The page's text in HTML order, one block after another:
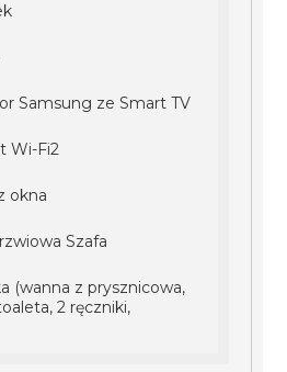
Samsung ze Smart TV
Wi-Fi2
okna
Szafa
(wanna z prysznicowa,
2 ręczniki,